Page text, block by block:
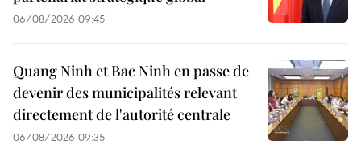
06/08/2026 09:45
Quang Ninh et Bac Ninh en passe de
devenir des municipalités relevant
directement de l'autorité centrale
06/08/2026 09:35